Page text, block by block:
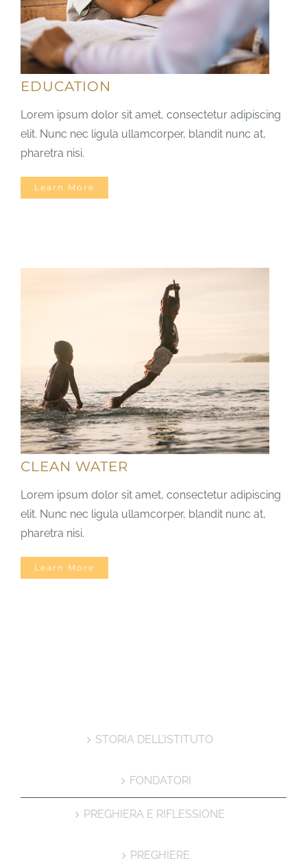
EDUCATION
Lorem ipsum dolor sit amet, consectetur adipiscing
elit. Nunc nec ligula ullamcorper, blandit nunc at,
pharetra nisi.
Learn More
CLEAN WATER
Lorem ipsum dolor sit amet, consectetur adipiscing
elit. Nunc nec ligula ullamcorper, blandit nunc at,
pharetra nisi.
Learn More
STORIA DELL’ISTITUTO
FONDATORI
PREGHIERA E RIFLESSIONE
PREGHIERE